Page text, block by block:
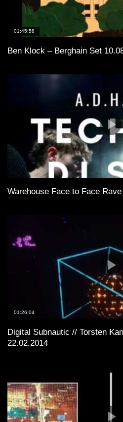
01:45:58
Ben Klock – Berghain Set
Warehouse Face to Face
01:26:04
Digital Subnautic // Torsten
22.02.2014